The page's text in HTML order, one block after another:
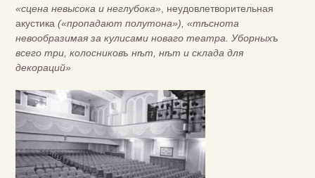
«сцена невысока и неглубока» , неудовлетворительная
акустика («пропадают полутона»), «тѣснота
невообразимая за кулисами новаго театра. Уборныхъ
всего три, колосниковъ нѣт, нѣт и склада для
декораций»